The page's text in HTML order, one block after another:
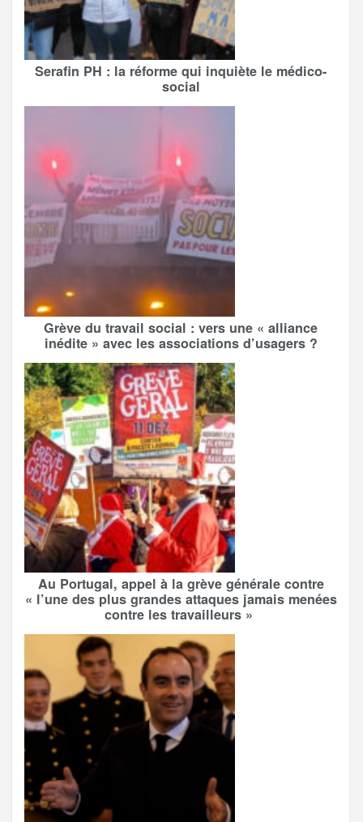
Serafin PH : la réforme qui inquiète le médico-
social
Grève du travail social : vers une « alliance
inédite » avec les associations d’usagers ?
Au Portugal, appel à la grève générale contre
« l’une des plus grandes attaques jamais menées
contre les travailleurs »